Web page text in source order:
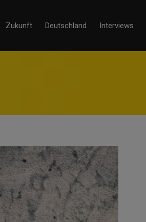
Zukunft Deutschland Interviews